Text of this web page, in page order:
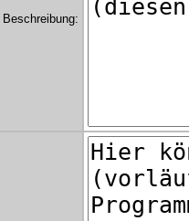
Beschreibung: